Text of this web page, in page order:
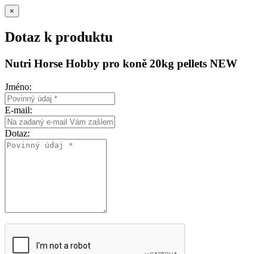
×
Dotaz k produktu
Nutri Horse Hobby pro koně 20kg pellets NEW
Jméno:
E-mail:
Dotaz: